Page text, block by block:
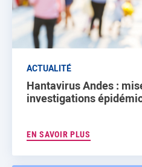
ACTUALITÉ
Hantavirus Andes :
investigations
EN SAVOIR PLUS